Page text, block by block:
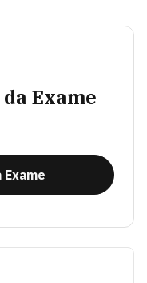
Exame
Exame